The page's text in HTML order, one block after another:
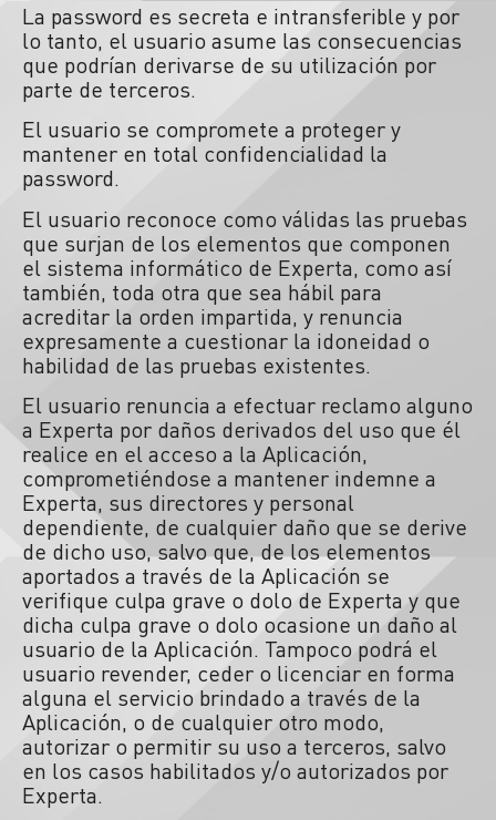
La password es secreta e intransferible y por
lo tanto, el usuario asume las consecuencias
que podrían derivarse de su utilización por
parte de terceros.
El usuario se compromete a proteger y
mantener en total confidencialidad la
password.
El usuario reconoce como válidas las pruebas
que surjan de los elementos que componen
el sistema informático de Experta, como así
también, toda otra que sea hábil para
acreditar la orden impartida, y renuncia
expresamente a cuestionar la idoneidad o
habilidad de las pruebas existentes.
El usuario renuncia a efectuar reclamo alguno
a Experta por daños derivados del uso que él
realice en el acceso a la Aplicación,
comprometiéndose a mantener indemne a
Experta, sus directores y personal
dependiente, de cualquier daño que se derive
de dicho uso, salvo que, de los elementos
aportados a través de la Aplicación se
verifique culpa grave o dolo de Experta y que
dicha culpa grave o dolo ocasione un daño al
usuario de la Aplicación. Tampoco podrá el
usuario revender, ceder o licenciar en forma
alguna el servicio brindado a través de la
Aplicación, o de cualquier otro modo,
autorizar o permitir su uso a terceros, salvo
en los casos habilitados y/o autorizados por
Experta.